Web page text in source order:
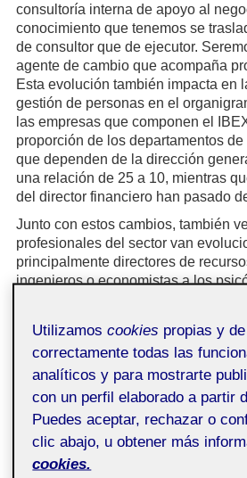
consultoría interna de apoyo al
conocimiento que tenemos se
de consultor que de ejecutor.
agente de cambio que acompaña
Esta evolución también impacta en
gestión de personas en el
las empresas que componen el
proporción de los departamentos
que dependen de la dirección
una relación de 25 a 10, mientras
del director financiero han pasado
Junto con estos cambios, también
profesionales del sector van
principalmente directores de
ingenieros o economistas a los
dentro de los departamentos de
siglo XXI. Los profesionales de
variado hacia perfiles más
los profesionales de los recursos
las ingenierías, mientras que en
si bien actualmente los perfiles que
relacionadas con la gestión de
encabezada por profesionales del
Utilizamoscookies propias y
correctamente todas las
analíticos y para mostrarte
con un perfil elaborado a partir
Puedes aceptar, rechazar o
clic abajo, u obtener más
cookies.